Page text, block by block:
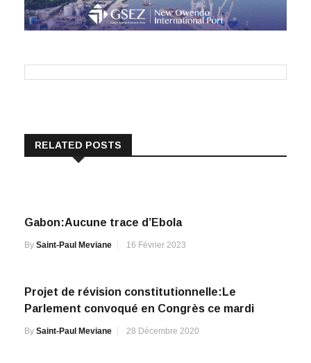
RELATED POSTS
Gabon:Aucune trace d’Ebola
By Saint-Paul Meviane 16 Février 2023
Projet de révision constitutionnelle:Le
Parlement convoqué en Congrès ce mardi
By Saint-Paul Meviane 28 Décembre 2020